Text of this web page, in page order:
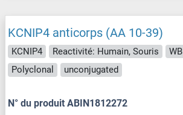
KCNIP4 anticorps (AA 10-39)
KCNIP4 Reactivité: Humain, Souris WB
Polyclonal
unconjugated
N° du produit ABIN1812272